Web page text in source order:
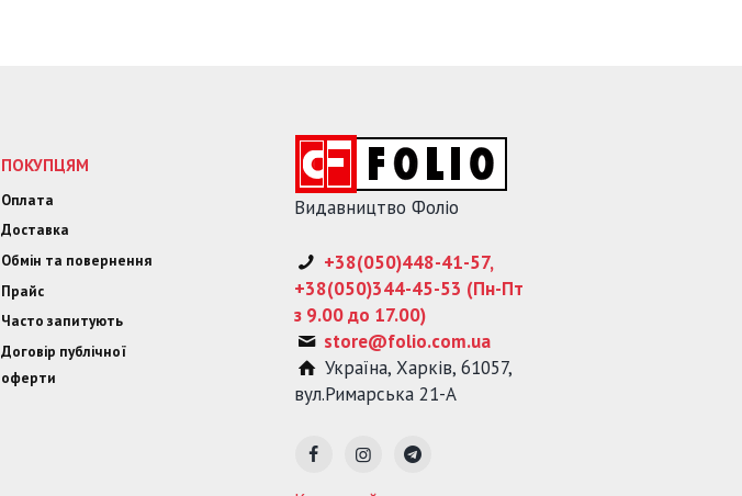
ПОКУПЦЯМ
Оплата
Доставка
Обмін та повернення
Прайс
Часто запитують
Договір публічної
оферти
Видавництво Фоліо
+38(050)448-41-57,
+38(050)344-45-53 (Пн-Пт
з 9.00 до 17.00)
store@folio.com.ua
Україна,Харків,61057,
вул.Римарська 21-А